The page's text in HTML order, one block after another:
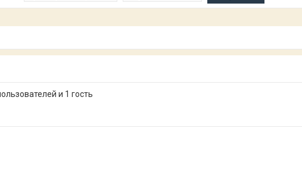
и 1 гость